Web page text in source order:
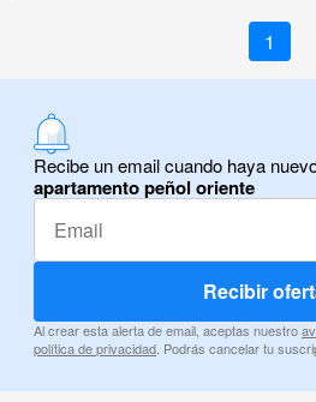
1
Recibe un email cuando haya
apartamento peñol oriente
Recibir
Al crear esta alerta de email, aceptas nuestro
política de privacidad . Podrás cancelar tu